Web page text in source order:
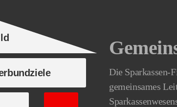
Die Sparkassen-
gemeinsames